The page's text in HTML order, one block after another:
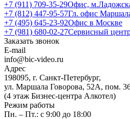
+7 (911) 709-35-29Офис,
+7 (812) 447-95-57Гл. офис
+7 (495) 645-23-92Офис в Москве
+7 (981) 680-02-27Сервисный
Заказать звонок
E-mail
info@bic-video.ru
Адрес
198095, г. Санкт-Петербург,
ул. Маршала Говорова, 52А, пом.
(4 этаж Бизнес-центра Алкотел)
Режим работы
Пн. – Пт.: с 9:00 до 18:00